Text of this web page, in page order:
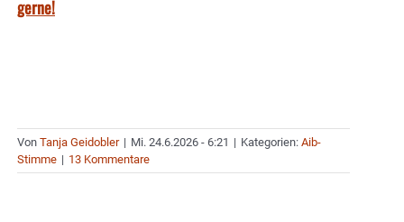
gerne!
Von Tanja Geidobler | Mi. 24.6.2026 - 6:21 | Kategorien: Aib-
Stimme | 13 Kommentare